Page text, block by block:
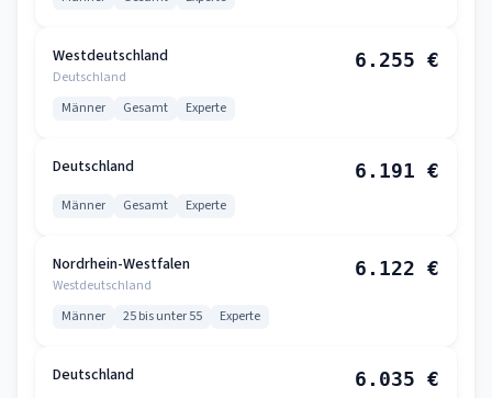
Westdeutschland
Deutschland
6.255 €
Männer Gesamt Experte
Deutschland 6.191 €
Männer Gesamt Experte
Nordrhein-Westfalen
Westdeutschland
6.122 €
Männer 25 bis unter 55 Experte
Deutschland 6.035 €